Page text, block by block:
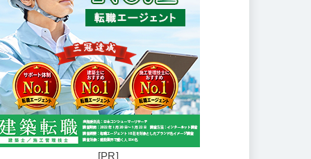
[PR]